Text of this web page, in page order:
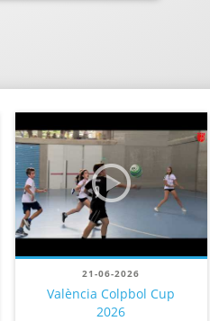
21-06-2026
València Colpbol Cup
2026